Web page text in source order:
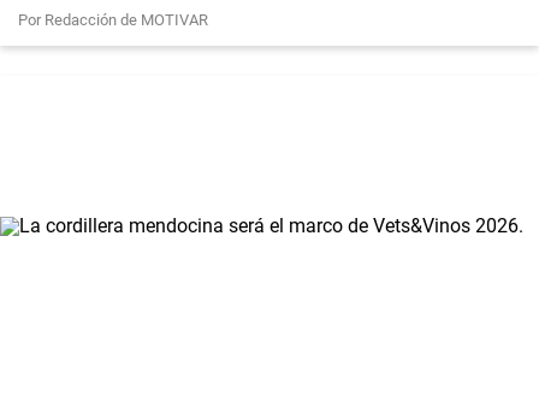
Por Redacción de MOTIVAR